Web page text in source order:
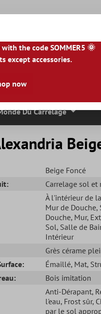
RO|NO|HU|BG|HR
Naturelle
Du Carrelage
Beige Foncé
Carrelage sol et
À l'intérieur de
Mur de Douche,
Douche, Mur,
Sol, Salle de
Intérieur
Grès cérame
Émaillé, Mat,
Bois imitation
Anti-Dérapant,
l'eau, Frost sûr,
par le sol
the code SOMMER5 🌞
except accessories.
now